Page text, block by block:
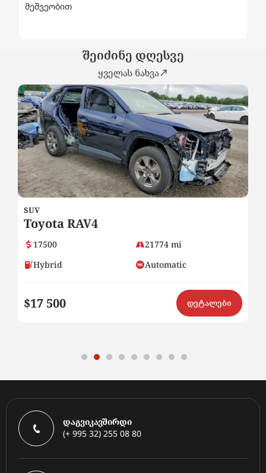
მეშვეობით
შეიძინე დღესვე
ყველას ნახვა
SUV
Toyota RAV4
17500
21774 mi
Hybrid
Automatic
$17 500 დეტალები
დაგვიკავშირდი
(+ 995 32) 255 08 80